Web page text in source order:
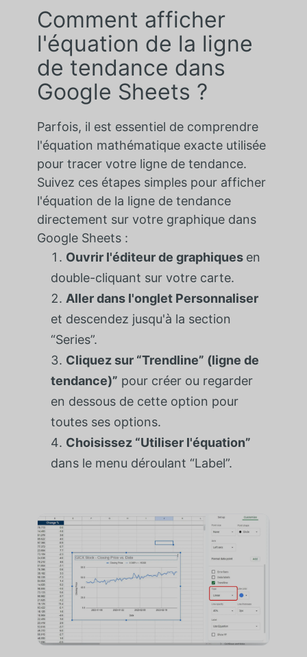
Comment afficher
l'équation de la ligne
de tendance dans
Google Sheets ?
Parfois, il est essentiel de comprendre
l'équation mathématique exacte utilisée
pour tracer votre ligne de tendance.
Suivez ces étapes simples pour afficher
l'équation de la ligne de tendance
directement sur votre graphique dans
Google Sheets :
Ouvrir l'éditeur de graphiques en
double-cliquant sur votre carte.
Aller dans l'onglet Personnaliser
et descendez jusqu'à la section
“Series”.
Cliquez sur “Trendline” (ligne de
tendance)” pour créer ou regarder
en dessous de cette option pour
toutes ses options.
Choisissez “Utiliser l'équation”
dans le menu déroulant “Label”.